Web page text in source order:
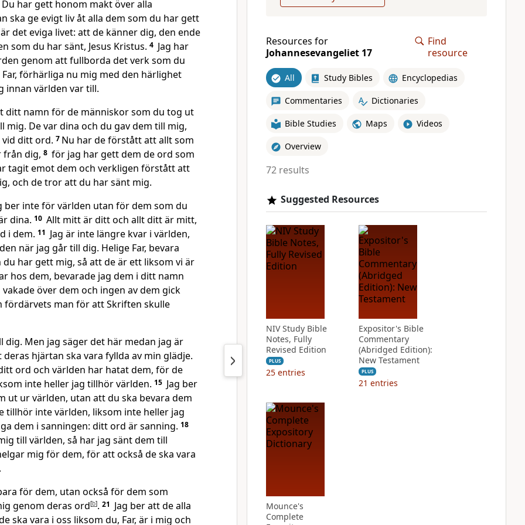
Du har gett honom makt över alla
ska ge evigt liv åt alla dem som du har gett
det eviga livet: att de känner dig, den ende
som du har sänt, Jesus Kristus. 4 Jag har
genom att fullborda det verk som du
Far, förhärliga nu mig med den härlighet
innan världen var till.
ditt namn för de människor som du tog ut
mig. De var dina och du gav dem till mig,
ditt ord. 7 Nu har de förstått att allt som
från dig, 8 för jag har gett dem de ord som
tagit emot dem och verkligen förstått att
och de tror att du har sänt mig.
ber inte för världen utan för dem som du
dina. 10 Allt mitt är ditt och allt ditt är mitt,
i dem. 11 Jag är inte längre kvar i världen,
när jag går till dig. Helige Far, bevara
har gett mig, så att de är ett liksom vi är
hos dem, bevarade jag dem i ditt namn
över dem och ingen av dem gick
man för att Skriften skulle
Men jag säger det här medan jag är
hjärtan ska vara fyllda av min glädje.
ord och världen har hatat dem, för de
inte heller jag tillhör världen. 15 Jag ber
ut ur världen, utan att du ska bevara dem
tillhör inte världen, liksom inte heller jag
dem i sanningen: ditt ord är sanning. 18
till världen, så har jag sänt dem till
mig för dem, för att också de ska vara
för dem, utan också för dem som
genom deras ord[b]. 21 Jag ber att de alla
ska vara i oss liksom du, Far, är i mig och
Resources for
Johannesevangeliet 17
Find
resource
All Study Bibles Encyclopedias
Commentaries Dictionaries
Bible Studies Maps Videos
Overview
72 results
Suggested Resources
NIV Study Bible
Notes, Fully
Revised Edition
PLUS
25 entries
Expositor's Bible
Commentary
(Abridged Edition):
New Testament
PLUS
21 entries
Mounce's
Complete